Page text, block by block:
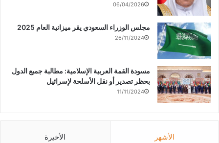
06/04/2026
مجلس الوزراء السعودي يقر ميزانية العام 2025
26/11/2024
مسودة القمة العربية الإسلامية: مطالبة جميع الدول
بحظر تصدير أو نقل الأسلحة لإسرائيل
11/11/2024
الأشهر الأخيرة